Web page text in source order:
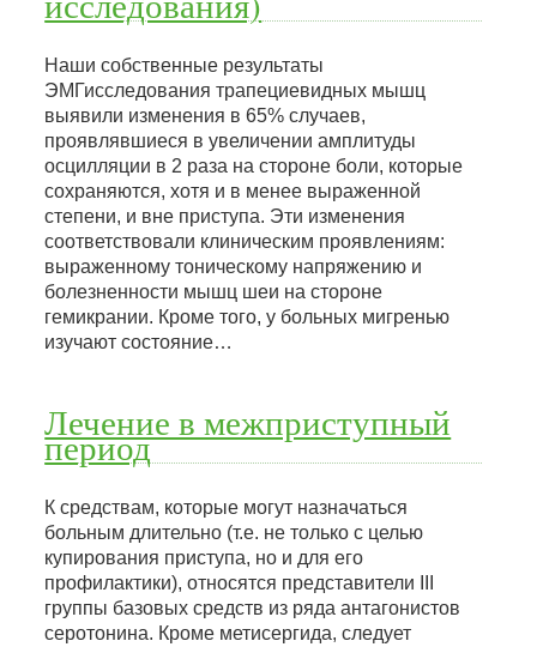
Наши собственные результаты
ЭМГисследования трапециевидных мышц
выявили изменения в 65% случаев,
проявлявшиеся в увеличении амплитуды
осцилляции в 2 раза на стороне боли, которые
сохраняются, хотя и в менее выраженной
степени, и вне приступа. Эти изменения
соответствовали клиническим проявлениям:
выраженному тоническому напряжению и
болезненности мышц шеи на стороне
гемикрании. Кроме того, у больных мигренью
изучают состояние…
Лечение в межприступный
период
К средствам, которые могут назначаться
больным длительно (т.е. не только с целью
купирования приступа, но и для его
профилактики), относятся представители III
группы базовых средств из ряда антагонистов
серотонина. Кроме метисергида, следует